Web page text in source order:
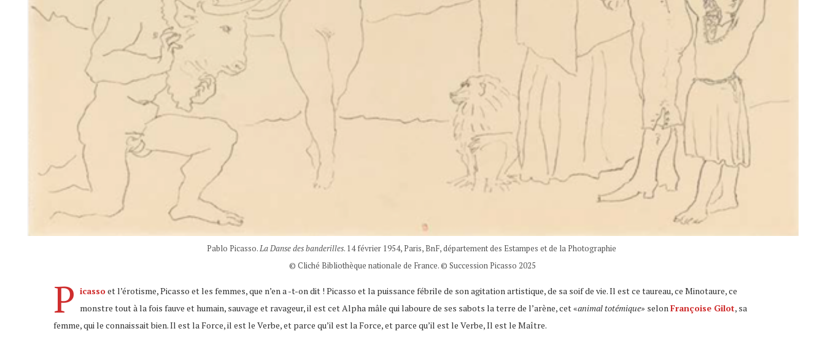
Pablo Picasso.La Danse des banderilles. 14 février 1954, Paris, BnF, département des Estampes et de la Photographie
© Cliché Bibliothèque nationale de France. © Succession Picasso 2025
P icassoet l’érotisme, Picasso et les femmes, que n’en a -t-on dit ! Picasso et la puissance fébrile de son agitation artistique, de sa soif de vie. Il est ce taureau, ce Minotaure, ce
monstre tout à la fois fauve et humain, sauvage et ravageur, il est cet Alpha mâle qui laboure de ses sabots la terre de l’arène, cet «animal totémique» selonFrançoise Gilot, sa
femme, qui le connaissait bien. Il est la Force, il est le Verbe, et parce qu’il est la Force, et parce qu’il est le Verbe, Il est le Maître.